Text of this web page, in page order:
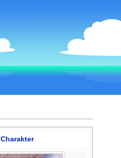
Charakter